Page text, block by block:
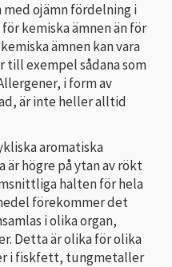
ojämn fördelning i
kemiska ämnen än för
ämnen kan vara
exempel sådana som
i form av
är inte heller alltid
aromatiska
är högre på ytan av rökt
halten för hela
förekommer det
i olika organ,
Detta är olika för olika
i fiskfett, tungmetaller